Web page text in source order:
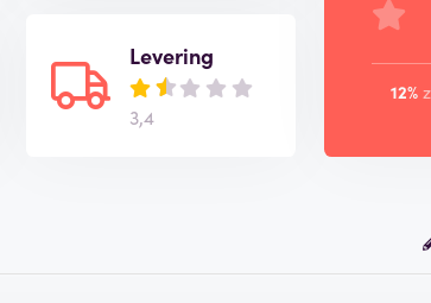
Levering
3,4
12%